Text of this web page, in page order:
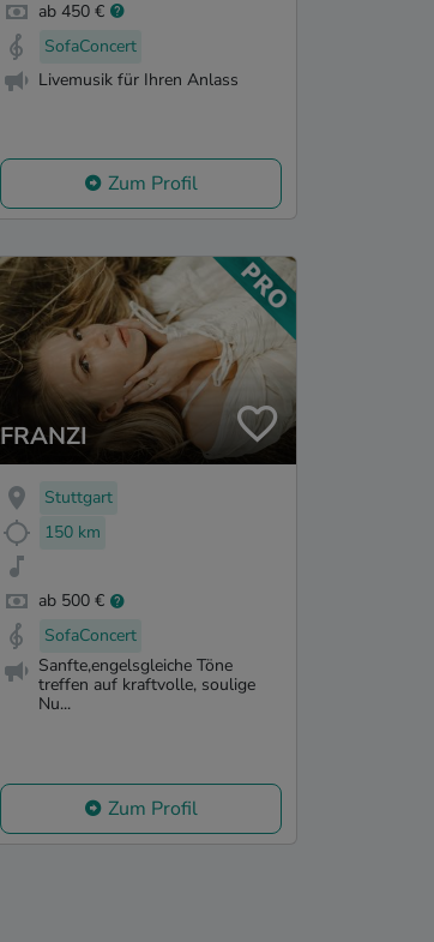
ab 450 €
SofaConcert
Livemusik für Ihren Anlass
Zum Profil
FRANZI
Stuttgart
150 km
ab 500 €
SofaConcert
Sanfte,engelsgleiche Töne
treffen auf kraftvolle, soulige
Nu...
Zum Profil